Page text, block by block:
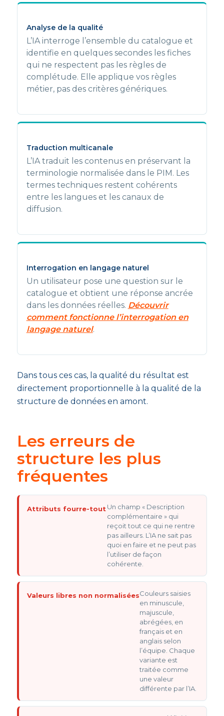
Analyse de la qualité
L’IA interroge l’ensemble du catalogue et
identifie en quelques secondes les fiches
qui ne respectent pas les règles de
complétude. Elle applique vos règles
métier, pas des critères génériques.
Traduction multicanale
L’IA traduit les contenus en préservant la
terminologie normalisée dans le PIM. Les
termes techniques restent cohérents
entre les langues et les canaux de
diffusion.
Interrogation en langage naturel
Un utilisateur pose une question sur le
catalogue et obtient une réponse ancrée
dans les données réelles. Découvrir
comment fonctionne l’interrogation en
langage naturel.
Dans tous ces cas, la qualité du résultat est
directement proportionnelle à la qualité de la
structure de données en amont.
Les erreurs de
structure les plus
fréquentes
Attributs fourre-tout Un champ « Description
complémentaire » qui
reçoit tout ce qui ne rentre
pas ailleurs. L’IA ne sait pas
quoi en faire et ne peut pas
l’utiliser de façon
cohérente.
Valeurs libres non normaliséesCouleurs saisies
en minuscule,
majuscule,
abrégées, en
français et en
anglais selon
l’équipe. Chaque
variante est
traitée comme
une valeur
différente par l’IA.